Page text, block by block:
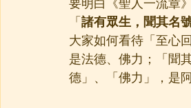
要明白《聖人一流章
「 諸有眾生，聞其名
大家如何看待「至心
是法德、佛力；「聞
德」、「佛力」，是